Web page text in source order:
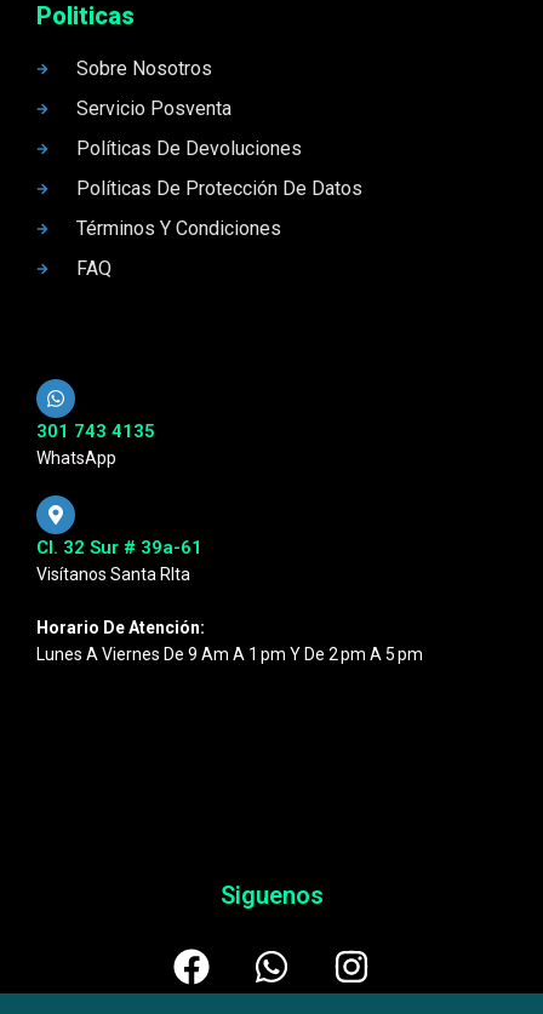
Politicas
Sobre Nosotros
Servicio Posventa
Políticas De Devoluciones
Políticas De Protección De Datos
Términos Y Condiciones
FAQ
301 743 4135
WhatsApp
Cl. 32 Sur # 39a-61
Visítanos Santa RIta
Horario De Atención:
Lunes A Viernes De 9 Am A 1 Pm Y De 2 Pm A 5 Pm
Siguenos